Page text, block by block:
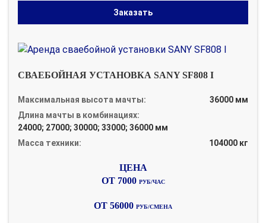
Заказать
СВАЕБОЙНАЯ УСТАНОВКА SANY SF808 I
Максимальная высота мачты:
36000 мм
Длина мачты в комбинациях:
24000; 27000; 30000; 33000; 36000 мм
Масса техники:
104000 кг
ОТ 7000 РУБ/ЧАС
ОТ 56000 РУБ/СМЕНА